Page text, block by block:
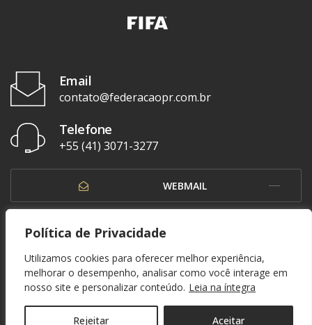
Política de Privacidade
Utilizamos cookies para oferecer melhor experiência,
melhorar o desempenho, analisar como você interage em
nosso site e personalizar conteúdo. Leia na íntegra
Rejeitar Aceitar
Email
contato@federacaopr.com.br
Telefone
+55 (41) 3071-3277
WEBMAIL
OUVIDORIA
© 1937 - 2026. Federação Paranaense de Futebol. Todos os direitos reservados. By